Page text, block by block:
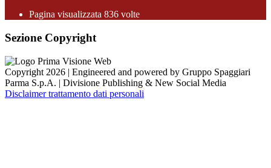
Pagina visualizzata 836 volte
Sezione Copyright
Copyright 2026 | Engineered and powered by Gruppo Spaggiari
Parma S.p.A. | Divisione Publishing & New Social Media
Disclaimer trattamento dati personali